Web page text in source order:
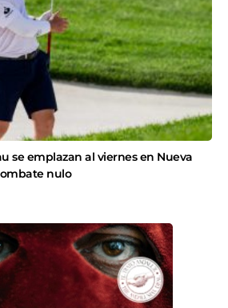
se emplazan al viernes en Nueva
nulo